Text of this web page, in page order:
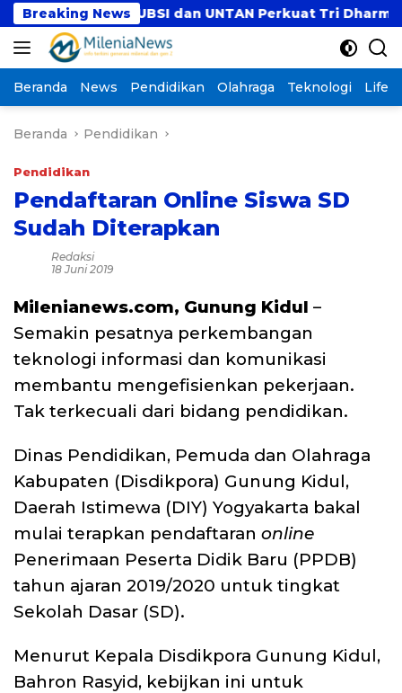
Langsung
ke
konten
Breaking News
UBSI dan UNTAN Perkuat Tri Dharma Lewat
Beranda News Pendidikan Olahraga Teknologi
Beranda Pendidikan
Pendidikan
Pendaftaran Online Siswa SD
Sudah Diterapkan
Redaksi
18 Juni 2019
Milenianews.com, Gunung Kidul –
Semakin pesatnya perkembangan
teknologi informasi dan komunikasi
membantu mengefisienkan pekerjaan.
Tak terkecuali dari bidang pendidikan.
Dinas Pendidikan, Pemuda dan Olahraga
Kabupaten (Disdikpora) Gunung Kidul,
Daerah Istimewa (DIY) Yogyakarta bakal
mulai terapkan pendaftaran online
Penerimaan Peserta Didik Baru (PPDB)
tahun ajaran 2019/2020 untuk tingkat
Sekolah Dasar (SD).
Menurut Kepala Disdikpora Gunung Kidul,
Bahron Rasyid, kebijkan ini untuk